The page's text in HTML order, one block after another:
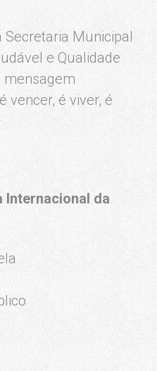
Secretaria Municipal
e Qualidade
mensagem
vencer, é viver, é
Internacional da